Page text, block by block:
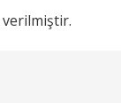
verilmiştir.